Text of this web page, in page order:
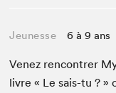
Jeunesse 6 à 9 ans
Venez ren­con­tr­er
livre « Le sais-tu ? »